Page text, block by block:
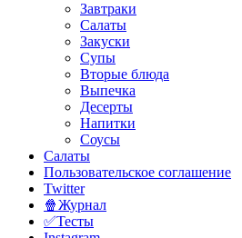
Завтраки
Салаты
Закуски
Супы
Вторые блюда
Выпечка
Десерты
Напитки
Соусы
Салаты
Пользовательское соглашение
Twitter
🍿Журнал
✅Тесты